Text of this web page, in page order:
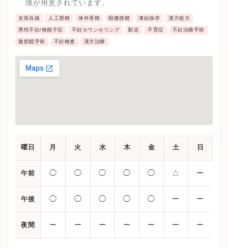
境が用意されています。
女医在籍 人工授精 体外受精 顕微授精 凍結保存 漢方処方
男性不妊/無精子症 不妊カウンセリング 駅近 不育症 不妊治療手術
腹腔鏡手術 不妊検査 漢方治療
曜日 月 火 水 木 金 土 日
午前 ◯ ◯ ◯ ◯ ◯ △ ー
午後 ◯ ◯ ◯ ◯ ◯ ー ー
夜間 ー ー ー ー ー ー ー